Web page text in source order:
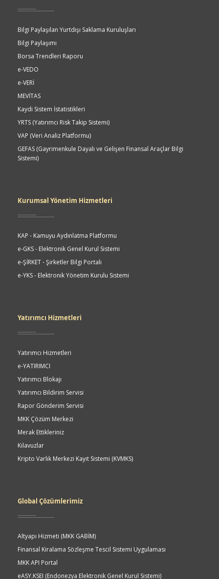
Bilgi Paylaşılan Yurtdışı Saklama Kuruluşları
Bilgi Paylaşımı
Borsa Trendleri Raporu
e-VEDO
e-VERİ
MEVİTAS
Kaydi Sistem İstatistikleri
YRTS (Yatırımcı Risk Takip Sistemi)
VAP (Veri Analiz Platformu)
GEFAS (Gayrimenkule Dayalı ve Gelişen Finansal Araçlar Bilgi
Sistemi)
Kurumsal Yönetim Hizmetleri
KAP - Kamuyu Aydınlatma Platformu
e-GKS - Elektronik Genel Kurul Sistemi
e-ŞİRKET - Şirketler Bilgi Portalı
e-YKS - Elektronik Yönetim Kurulu Sistemi
Yatırımcı Hizmetleri
Yatırımcı Hizmetleri
e-YATIRIMCI
Yatırımcı Blokajı
Yatırımcı Bildirim Servisi
Rapor Gönderim Servisi
MKK Çözüm Merkezi
Merak Ettikleriniz
Kılavuzlar
Kripto Varlık Merkezi Kayıt Sistemi (KVMKS)
Global Çözümlerimiz
Altyapı Hizmeti (MKK GABİM)
Finansal Kiralama Sözleşme Tescil Sistemi Uygulaması
MKK API Portal
eASY.KSEI (Endonezya Elektronik Genel Kurul Sistemi)